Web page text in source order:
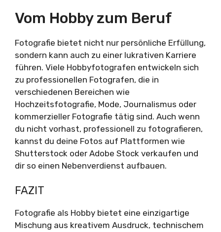
Vom Hobby zum Beruf
Fotografie bietet nicht nur persönliche Erfüllung,
sondern kann auch zu einer lukrativen Karriere
führen. Viele Hobbyfotografen entwickeln sich
zu professionellen Fotografen, die in
verschiedenen Bereichen wie
Hochzeitsfotografie, Mode, Journalismus oder
kommerzieller Fotografie tätig sind. Auch wenn
du nicht vorhast, professionell zu fotografieren,
kannst du deine Fotos auf Plattformen wie
Shutterstock oder Adobe Stock verkaufen und
dir so einen Nebenverdienst aufbauen.
FAZIT
Fotografie als Hobby bietet eine einzigartige
Mischung aus kreativem Ausdruck, technischem